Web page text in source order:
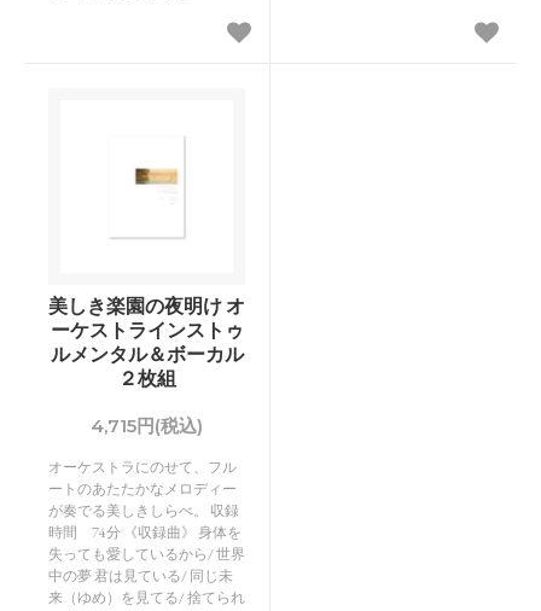
美しき楽園の夜明け オ
ーケストラインストゥ
ルメンタル＆ボーカル
２枚組
4,715円(税込)
オーケストラにのせて、フル
ートのあたたかなメロディー
が奏でる美しきしらべ。 収録
時間 74分 《収録曲》 身体を
失っても愛しているから/ 世界
中の夢 君は見ている/ 同じ未
来（ゆめ）を見てる/ 捨てられ